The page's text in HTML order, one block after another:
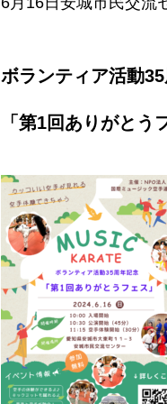
ボランティア活動
「第1回ありがとう